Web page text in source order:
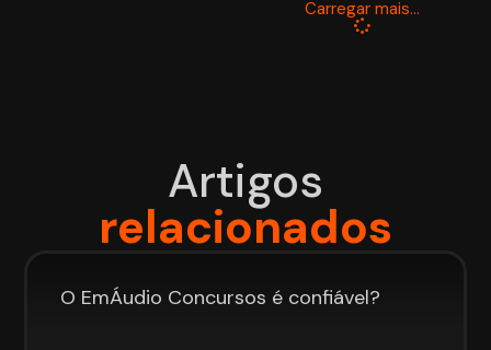
Carregar mais...
Artigos
relacionados
O EmÁudio Concursos é confiável?